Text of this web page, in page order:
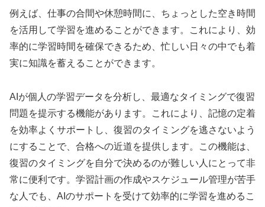
例えば、仕事の合間や休憩時間に、ちょっとした空き時間
を活用して学習を進めることができます。これにより、効
率的に学習時間を確保できるため、忙しい日々の中でも着
実に知識を蓄えることができます。
AIが個人の学習データを分析し、最適なタイミングで復習
問題を提示する機能があります。これにより、記憶の定着
を効率よくサポートし、復習のタイミングを逃さないよう
にすることで、合格への近道を提供します。この機能は、
復習のタイミングを自分で決めるのが難しい人にとって非
常に便利です。学習計画の作成やスケジュール管理が苦手
な人でも、AIのサポートを受けて効率的に学習を進めるこ